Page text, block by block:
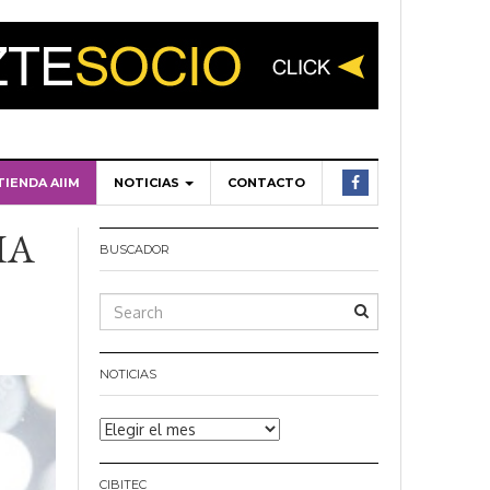
AIIM NOTICIAS CONTACTO
BUSCADOR
NOTICIAS
Noticias
CIBITEC